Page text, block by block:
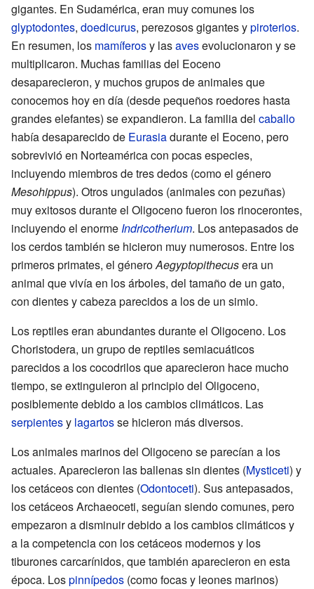
gigantes. En Sudamérica, eran muy comunes los
glyptodontes, doedicurus, perezosos gigantes ypiroterios.
En resumen, los mamíferosy lasavesevolucionaron y se
multiplicaron. Muchas familias del Eoceno
desaparecieron, y muchos grupos de animales que
conocemos hoy en día (desde pequeños roedores hasta
grandes elefantes) se expandieron. La familia del caballo
había desaparecido de Eurasiadurante el Eoceno, pero
sobrevivió en Norteamérica con pocas especies,
incluyendo miembros de tres dedos (como el género
Mesohippus). Otros ungulados (animales con pezuñas)
muy exitosos durante el Oligoceno fueron los rinocerontes,
incluyendo el enormeIndricotherium. Los antepasados de
los cerdos también se hicieron muy numerosos. Entre los
primeros primates, el géneroAegyptopithecusera un
animal que vivía en los árboles, del tamaño de un gato,
con dientes y cabeza parecidos a los de un simio.
Los reptiles eran abundantes durante el Oligoceno. Los
Choristodera, un grupo de reptiles semiacuáticos
parecidos a los cocodrilos que aparecieron hace mucho
tiempo, se extinguieron al principio del Oligoceno,
posiblemente debido a los cambios climáticos. Las
serpientesy lagartosse hicieron más diversos.
Los animales marinos del Oligoceno se parecían a los
actuales. Aparecieron las ballenas sin dientes (Mysticeti) y
los cetáceos con dientes (Odontoceti). Sus antepasados,
los cetáceos Archaeoceti, seguían siendo comunes, pero
empezaron a disminuir debido a los cambios climáticos y
a la competencia con los cetáceos modernos y los
tiburones carcarínidos, que también aparecieron en esta
época. Lospinnípedos (como focas y leones marinos)